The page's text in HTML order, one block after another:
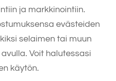
ja markkinointiin.
evästeiden
selaimen tai muun
Voit halutessasi
käytön.